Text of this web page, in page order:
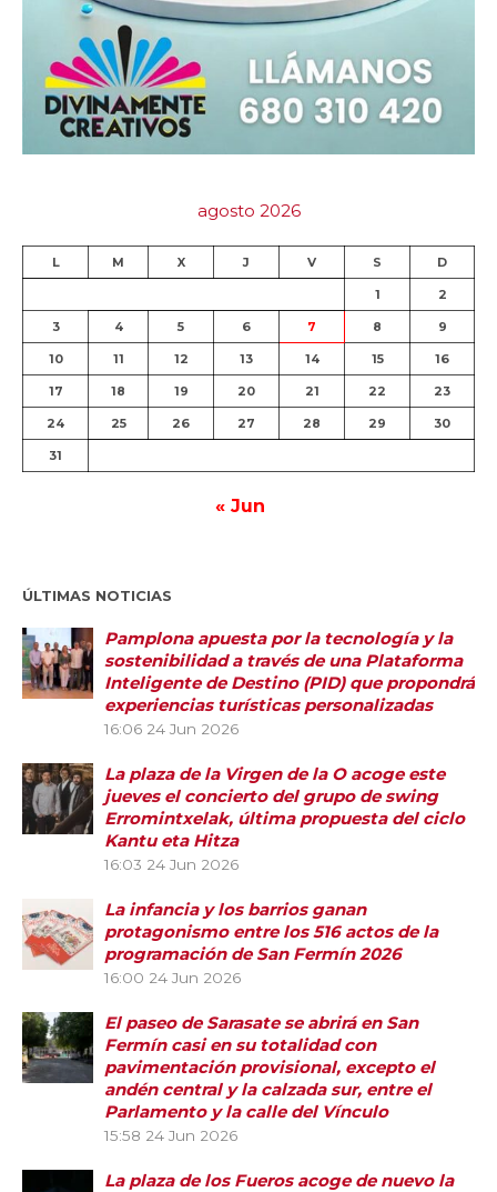
agosto 2026
L M X J V S D
1 2
3 4 5 6 7 8 9
10 11 12 13 14 15 16
17 18 19 20 21 22 23
24 25 26 27 28 29 30
31
« Jun
ÚLTIMAS NOTICIAS
Pamplona apuesta por la tecnología y la
sostenibilidad a través de una Plataforma
Inteligente de Destino (PID) que propondrá
experiencias turísticas personalizadas
16:06 24 Jun 2026
La plaza de la Virgen de la O acoge este
jueves el concierto del grupo de swing
Erromintxelak, última propuesta del ciclo
Kantu eta Hitza
16:03 24 Jun 2026
La infancia y los barrios ganan
protagonismo entre los 516 actos de la
programación de San Fermín 2026
16:00 24 Jun 2026
El paseo de Sarasate se abrirá en San
Fermín casi en su totalidad con
pavimentación provisional, excepto el
andén central y la calzada sur, entre el
Parlamento y la calle del Vínculo
15:58 24 Jun 2026
La plaza de los Fueros acoge de nuevo la